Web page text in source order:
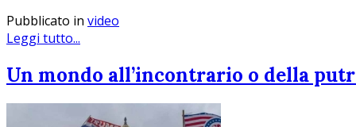
Pubblicato in video
Leggi tutto...
Un mondo all’incontrario o della